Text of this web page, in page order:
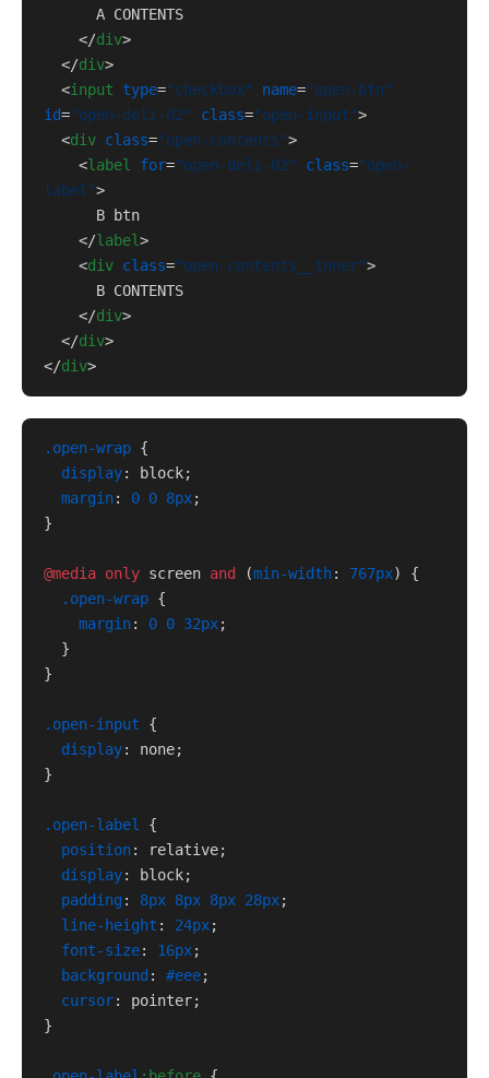
</div>
</div>
<input type="checkbox" name="open-btn"
id="open-deli-02" class="open-input">
<div class="open-contents">
<label for="open-deli-02" class="open-
label">
</label>
<div class="open-contents__inner">
</div>
</div>
</div>
.open-wrap {
display: block;
margin: 0 0 8px;
}
@media only screen and (min-width: 767px) {
.open-wrap {
margin: 0 0 32px;
}
.open-input {
display: none;
}
.open-label
{
position: relative;
display: block;
padding : 8px 8px 8px 28px;
line-height : 24px;
font-size: 16px;
background : #eee;
cursor: pointer;
}